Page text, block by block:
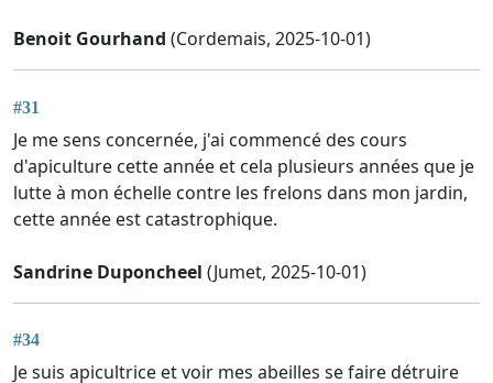
Benoit Gourhand (Cordemais, 2025-10-01)
#31
Je me sens concernée, j'ai commencé des cours
d'apiculture cette année et cela plusieurs années que je
lutte à mon échelle contre les frelons dans mon jardin,
cette année est catastrophique.
Sandrine Duponcheel (Jumet, 2025-10-01)
#34
Je suis apicultrice et voir mes abeilles se faire détruire